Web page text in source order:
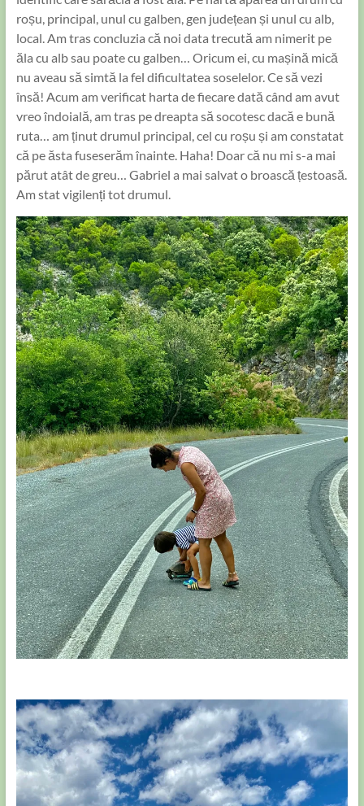
roșu, principal, unul cu galben, gen județean și unul cu alb,
local. Am tras concluzia că noi data trecută am nimerit pe
ăla cu alb sau poate cu galben… Oricum ei, cu mașină mică
nu aveau să simtă la fel dificultatea soselelor. Ce să vezi
însă! Acum am verificat harta de fiecare dată când am avut
vreo îndoială, am tras pe dreapta să socotesc dacă e bună
ruta… am ținut drumul principal, cel cu roșu și am constatat
că pe ăsta fuseserăm înainte. Haha! Doar că nu mi s-a mai
părut atât de greu… Gabriel a mai salvat o broască țestoasă.
Am stat vigilenți tot drumul.